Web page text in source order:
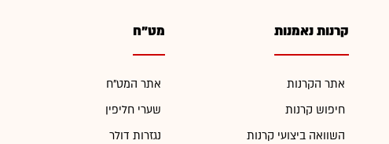
קרנות נאמנות
אתר הקרנות
חיפוש קרנות
השוואה ביצועי קרנות
מט"ח
אתר המט"ח
שערי חליפין
נגזרות דולר